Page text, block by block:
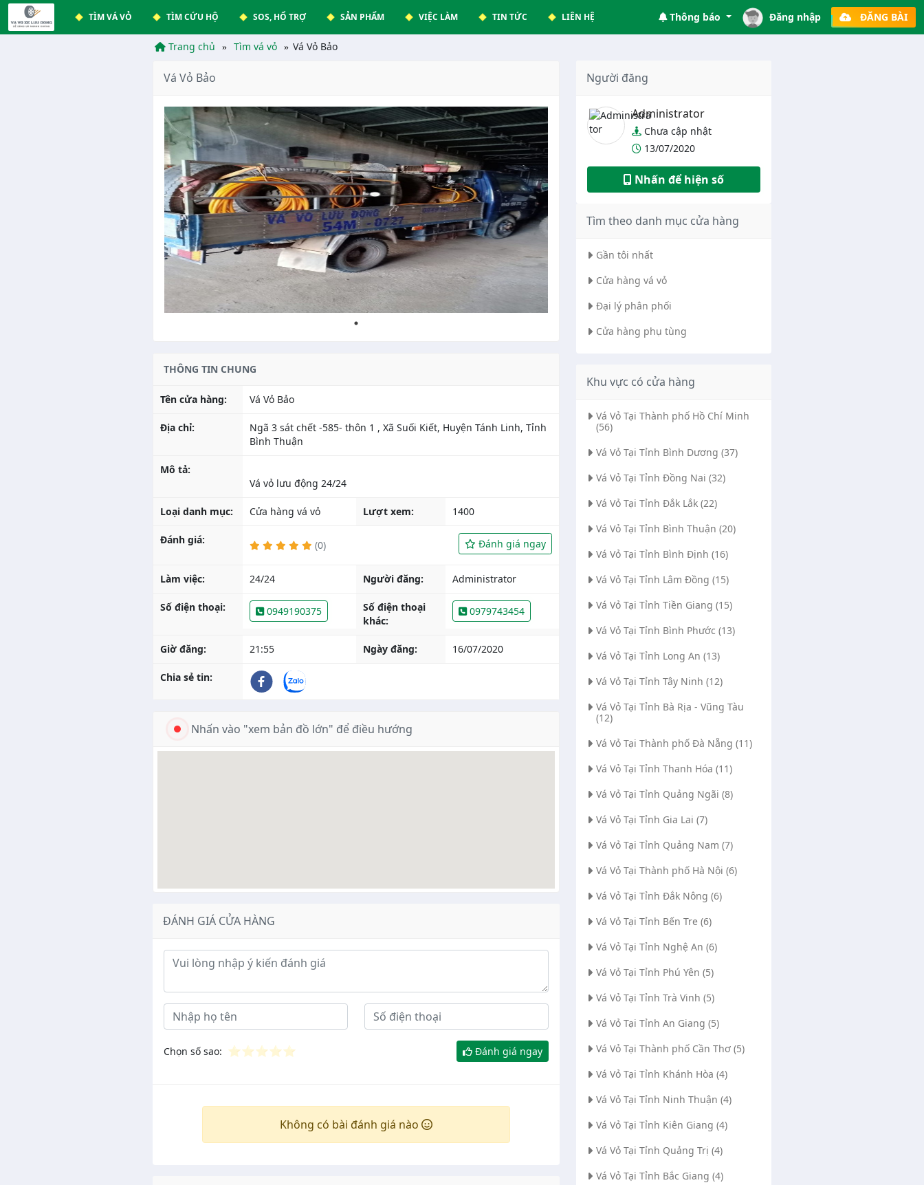
TÌM VÁ VỎ TÌM CỨU HỘ SOS, HỔ TRỢ SẢN PHẨM VIỆC LÀM TIN TỨC LIÊN HỆ Thông báo Đăng nhập ĐĂNG BÀI
Trang chủ Tìm vá vỏ Vá Vỏ Bảo
Vá Vỏ Bảo
THÔNG TIN CHUNG
Tên cửa hàng: Vá Vỏ Bảo
Địa chỉ:
Ngã 3 sát chết -585- thôn 1 , Xã Suối Kiết, Huyện Tánh Linh, Tỉnh
Bình Thuận
Mô tả:
Loại danh mục: Cửa hàng vá vỏ Lượt xem: 1400
Đánh giá: (0) Đánh giá ngay
Làm việc: 24/24 Người đăng: Administrator
Số điện thoại: 0949190375
Số điện thoại
khác:
0979743454
Giờ đăng: 21:55 Ngày đăng: 16/07/2020
Chia sẻ tin:
Nhấn vào "xem bản đồ lớn" để điều hướng
ĐÁNH GIÁ CỬA HÀNG
Ý kiến đánh giá
Chọn số sao: ⭐⭐⭐⭐⭐ Đánh giá ngay
Không có bài đánh giá nào
Người đăng
Administrator
Chưa cập nhật
13/07/2020
Nhấn để hiện số
Tìm theo danh mục cửa hàng
Gần tôi nhất
Cửa hàng vá vỏ
Đại lý phân phối
Cửa hàng phụ tùng
Khu vực có cửa hàng
Vá Vỏ Tại Thành phố Hồ Chí Minh
(56)
Vá Vỏ Tại Tỉnh Bình Dương (37)
Vá Vỏ Tại Tỉnh Đồng Nai (32)
Vá Vỏ Tại Tỉnh Đắk Lắk (22)
Vá Vỏ Tại Tỉnh Bình Thuận (20)
Vá Vỏ Tại Tỉnh Bình Định (16)
Vá Vỏ Tại Tỉnh Lâm Đồng (15)
Vá Vỏ Tại Tỉnh Tiền Giang (15)
Vá Vỏ Tại Tỉnh Bình Phước (13)
Vá Vỏ Tại Tỉnh Long An (13)
Vá Vỏ Tại Tỉnh Tây Ninh (12)
Vá Vỏ Tại Tỉnh Bà Rịa - Vũng Tàu
(12)
Vá Vỏ Tại Thành phố Đà Nẵng (11)
Vá Vỏ Tại Tỉnh Thanh Hóa (11)
Vá Vỏ Tại Tỉnh Quảng Ngãi (8)
Vá Vỏ Tại Tỉnh Gia Lai (7)
Vá Vỏ Tại Tỉnh Quảng Nam (7)
Vá Vỏ Tại Thành phố Hà Nội (6)
Vá Vỏ Tại Tỉnh Đắk Nông (6)
Vá Vỏ Tại Tỉnh Bến Tre (6)
Vá Vỏ Tại Tỉnh Nghệ An (6)
Vá Vỏ Tại Tỉnh Phú Yên (5)
Vá Vỏ Tại Tỉnh Trà Vinh (5)
Vá Vỏ Tại Tỉnh An Giang (5)
Vá Vỏ Tại Thành phố Cần Thơ (5)
Vá Vỏ Tại Tỉnh Khánh Hòa (4)
Vá Vỏ Tại Tỉnh Ninh Thuận (4)
Vá Vỏ Tại Tỉnh Kiên Giang (4)
Vá Vỏ Tại Tỉnh Quảng Trị (4)
Vá Vỏ Tại Tỉnh Bắc Giang (4)